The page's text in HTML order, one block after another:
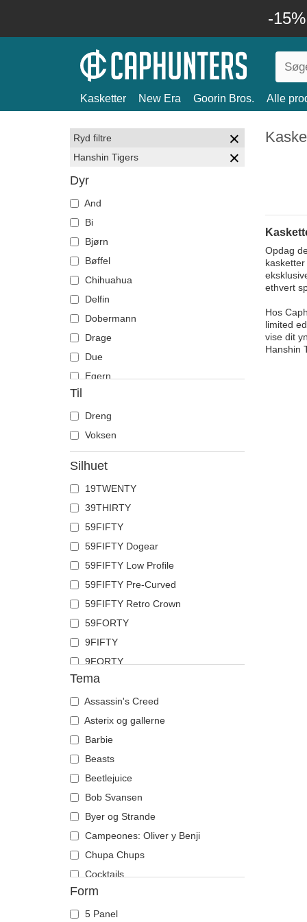
-
Kasketter New Era Goorin Bros. Alle
Ryd filtre
Hanshin Tigers
Dyr
And
Bi
Bjørn
Bøffel
Chihuahua
Delfin
Dobermann
Drage
Due
Egern
Får
Firben
Flamingo
Flodhest
Fransk bulldog
Føniks
Ged
Gepard
Grib
Guldsmed
Haj
Hane
Hest
Hjort
Hummer
Hund
Ildflue
Kat
Ko
Krabbe
Krage
Kranie
Krokodille
Kylling
Labrador retriever
Løve
Løvinde
Til
Dreng
Voksen
Silhuet
19TWENTY
39THIRTY
59FIFTY
59FIFTY Dogear
59FIFTY Low Profile
59FIFTY Pre-Curved
59FIFTY Retro Crown
59FORTY
9FIFTY
9FORTY
9FORTY APEX
9FORTY M-Crown
9SEVENTY
9TWENTY
A Frame
Casual Classic
E Frame
Open Back
Runner
The 90s
The Ball
The Retro
The Snap
Tema
Assassin's Creed
Asterix og gallerne
Barbie
Beasts
Beetlejuice
Bob Svansen
Byer og Strande
Campeones: Oliver y Benji
Chupa Chups
Cocktails
DC Comics
Disney
Form
5 Panel
Opdag
ethvert
Hos
limited
vise dit
Hanshin